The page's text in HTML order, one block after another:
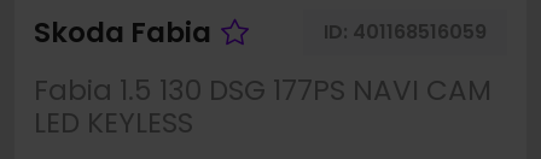
Skoda Fabia Fahrzeug merken
ID: 401168516059
Fabia 1.5 130 DSG 177PS NAVI CAM
LED KEYLESS